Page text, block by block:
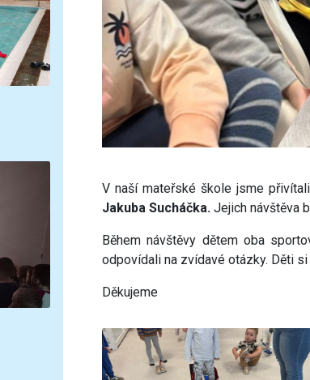
V naší mateřské škole jsme přivítali
Jakuba Sucháčka. Jejich návštěva
Během návštěvy dětem oba
odpovídali na zvídavé otázky. Děti
Děkujeme